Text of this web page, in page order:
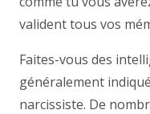
valident tous vos
Faites-vous des
généralement
narcissiste. De